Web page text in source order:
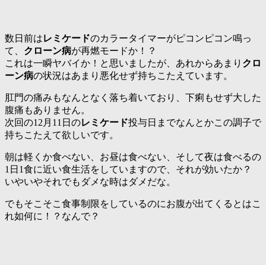
数日前はレミケードのカラータイマーがピコンピコン鳴っ
て、 クローン病が再燃モードか！？
これは一瞬ヤバイか！と思いましたが、あれからあまり クロ
ーン病の状況はあまり悪化せず持ちこたえています。
肛門の痛みもなんとなく落ち着いており、下痢もせず大した
腹痛もありません。
次回の12月11日のレミケード投与日までなんとかこの調子で
持ちこたえて欲しいです。
朝は軽くか食べない、お昼は食べない、そして夜は食べるの
1日1食に近い食生活をしていますので、それが効いたか？
いやいやそれでもダメな時はダメだな。
でもそこそこ食事制限をしているのにお腹が出てくるとはこ
れ如何に！？なんで？